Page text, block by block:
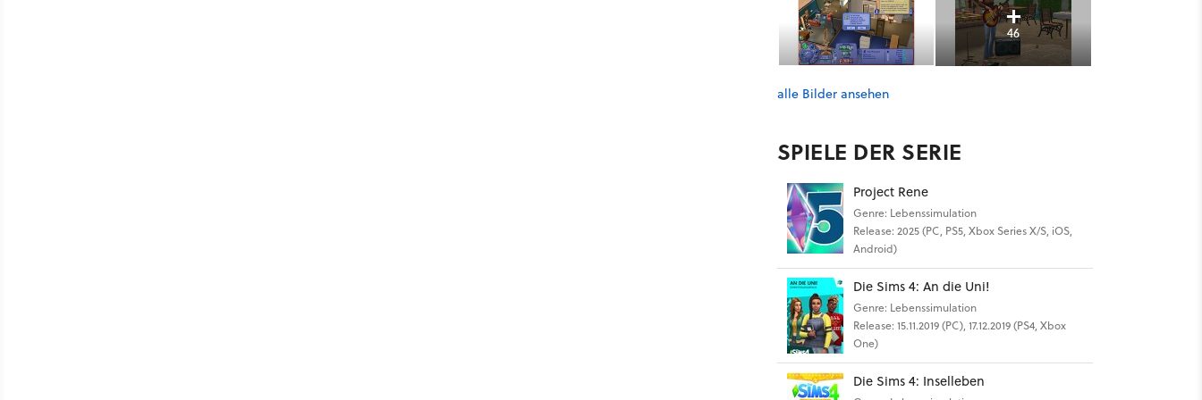
46
alle Bilder ansehen
SPIELE DER SERIE
Project Rene
Genre: Lebenssimulation
Release: 2025 (PC, PS5, Xbox Series X/S, iOS,
Android)
Die Sims 4: An die Uni!
Genre: Lebenssimulation
Release: 15.11.2019 (PC), 17.12.2019 (PS4, Xbox
One)
Die Sims 4: Inselleben